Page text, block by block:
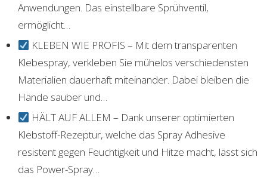
Anwendungen. Das einstellbare Sprühventil,
ermöglicht…
KLEBEN WIE PROFIS – Mit dem transparenten
Klebespray, verkleben Sie mühelos verschiedensten
Materialien dauerhaft miteinander. Dabei bleiben die
Hände sauber und…
HÄLT AUF ALLEM – Dank unserer optimierten
Klebstoff-Rezeptur, welche das Spray Adhesive
resistent gegen Feuchtigkeit und Hitze macht, lässt sich
das Power-Spray…